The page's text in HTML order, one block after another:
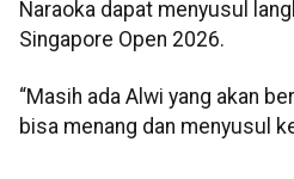
Naraoka dapat menyusul
Singapore Open 2026.
“Masih ada Alwi yang akan
bisa menang dan menyusul